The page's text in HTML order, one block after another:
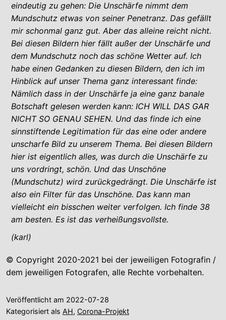
eindeutig zu gehen: Die Unschärfe nimmt dem
Mundschutz etwas von seiner Penetranz. Das gefällt
mir schonmal ganz gut. Aber das alleine reicht nicht.
Bei diesen Bildern hier fällt außer der Unschärfe und
dem Mundschutz noch das schöne Wetter auf. Ich
habe einen Gedanken zu diesen Bildern, den ich im
Hinblick auf unser Thema ganz interessant finde:
Nämlich dass in der Unschärfe ja eine ganz banale
Botschaft gelesen werden kann: ICH WILL DAS GAR
NICHT SO GENAU SEHEN. Und das finde ich eine
sinnstiftende Legitimation für das eine oder andere
unscharfe Bild zu unserem Thema. Bei diesen Bildern
hier ist eigentlich alles, was durch die Unschärfe zu
uns vordringt, schön. Und das Unschöne
(Mundschutz) wird zurückgedrängt. Die Unschärfe ist
also ein Filter für das Unschöne. Das kann man
vielleicht ein bisschen weiter verfolgen. Ich finde 38
am besten. Es ist das verheißungsvollste.
(karl)
© Copyright 2020-2021 bei der jeweiligen Fotografin /
dem jeweiligen Fotografen, alle Rechte vorbehalten.
Veröffentlicht am 2022-07-28
Kategorisiert als AH, Corona-Projekt